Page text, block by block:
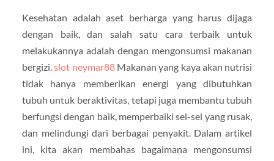
Kesehatan adalah aset berharga yang harus dijaga
dengan baik, dan salah satu cara terbaik untuk
melakukannya adalah dengan mengonsumsi makanan
bergizi.slot neymar88Makanan yang kaya akan nutrisi
tidak hanya memberikan energi yang dibutuhkan
tubuh untuk beraktivitas, tetapi juga membantu tubuh
berfungsi dengan baik, memperbaiki sel-sel yang rusak,
dan melindungi dari berbagai penyakit. Dalam artikel
ini, kita akan membahas bagaimana mengonsumsi